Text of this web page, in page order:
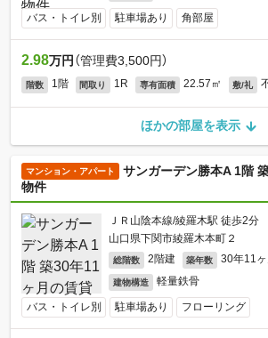
バス・トイレ別 駐車場あり 角部屋
2.98万円 （管理費3,500円）
階数 1階 間取り 1R 専有面積 22.57㎡ 敷/礼
ほかの部屋を表示
マンション・アパート
サンガーデン勝本A 1階
物件
ＪＲ山陰本線/綾羅木駅 徒歩2分
山口県下関市綾羅木本町２
総階数 2階建 築年数 30年11ヶ
建物構造 軽量鉄骨
バス・トイレ別 駐車場あり フローリング